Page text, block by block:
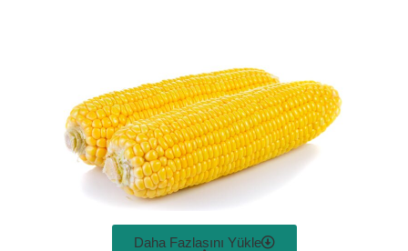
Daha Fazlasını Yükle